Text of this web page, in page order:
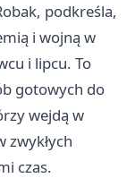
podkreśla,
i wojną w
i lipcu. To
gotowych do
wejdą w
zwykłych
czas.